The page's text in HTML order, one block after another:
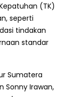
(TK)
seperti
tindakan
standar
Sumatera
Sonny Irawan,